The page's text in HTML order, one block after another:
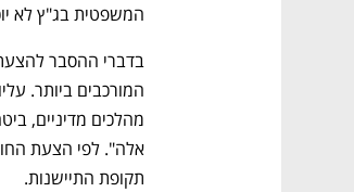
המשפטית בג"ץ לא
תקופת התיישנות.